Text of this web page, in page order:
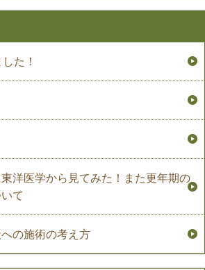
た！
洋医学から見てみた！また更年期の
て
の施術の考え方